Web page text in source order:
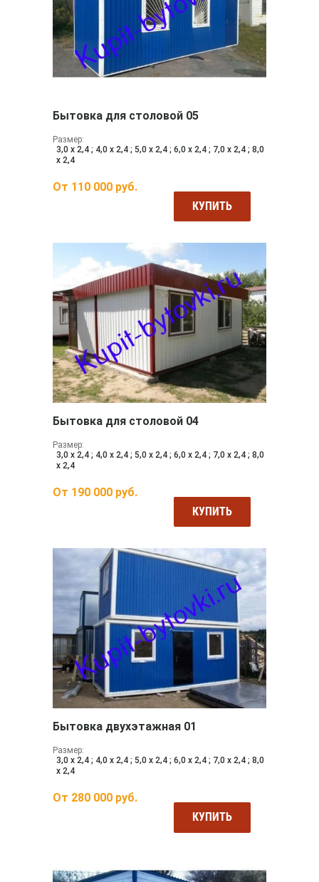
Бытовка для столовой 05
Размер:
3,0 х 2,4 ; 4,0 х 2,4 ; 5,0 х 2,4 ; 6,0 х 2,4 ; 7,0 х 2,4 ; 8,0
х 2,4
От 110 000 руб.
КУПИТЬ
Бытовка для столовой 04
Размер:
3,0 х 2,4 ; 4,0 х 2,4 ; 5,0 х 2,4 ; 6,0 х 2,4 ; 7,0 х 2,4 ; 8,0
х 2,4
От 190 000 руб.
КУПИТЬ
Бытовка двухэтажная 01
Размер:
3,0 х 2,4 ; 4,0 х 2,4 ; 5,0 х 2,4 ; 6,0 х 2,4 ; 7,0 х 2,4 ; 8,0
х 2,4
От 280 000 руб.
КУПИТЬ